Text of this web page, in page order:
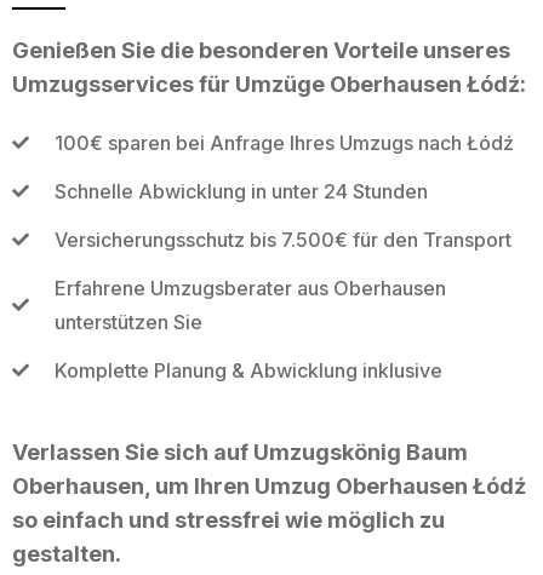
Genießen Sie die besonderen Vorteile unseres
Umzugsservices für Umzüge Oberhausen Łódź:
100€ sparen bei Anfrage Ihres Umzugs nach Łódź
Schnelle Abwicklung in unter 24 Stunden
Versicherungsschutz bis 7.500€ für den Transport
Erfahrene Umzugsberater aus Oberhausen
unterstützen Sie
Komplette Planung & Abwicklung inklusive
Verlassen Sie sich auf Umzugskönig Baum
Oberhausen, um Ihren Umzug Oberhausen Łódź
so einfach und stressfrei wie möglich zu
gestalten.